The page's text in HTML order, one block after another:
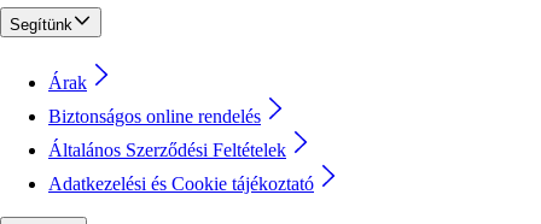
Segítünk
Árak
Biztonságos online rendelés
Általános Szerződési Feltételek
Adatkezelési és Cookie tájékoztató